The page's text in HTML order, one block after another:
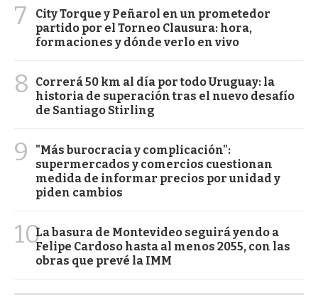
7
City Torque y Peñarol en un prometedor
partido por el Torneo Clausura: hora,
formaciones y dónde verlo en vivo
8
Correrá 50 km al día por todo Uruguay: la
historia de superación tras el nuevo desafío
de Santiago Stirling
9
"Más burocracia y complicación":
supermercados y comercios cuestionan
medida de informar precios por unidad y
piden cambios
10La basura de Montevideo seguirá yendo a
Felipe Cardoso hasta al menos 2055, con las
obras que prevé la IMM